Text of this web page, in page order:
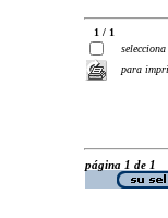
1 / 1
selecciona
para
página 1 de 1